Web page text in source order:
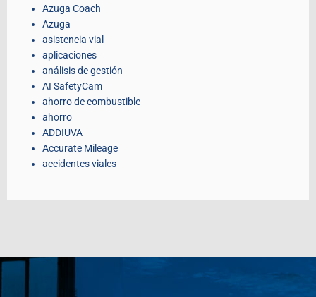
Azuga Coach
Azuga
asistencia vial
aplicaciones
análisis de gestión
AI SafetyCam
ahorro de combustible
ahorro
ADDIUVA
Accurate Mileage
accidentes viales